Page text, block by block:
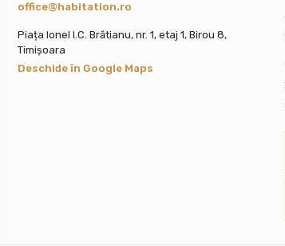
office@habitation.ro
Piața Ionel I.C. Brătianu, nr. 1, etaj 1, Birou 8,
Timișoara
Deschide în Google Maps